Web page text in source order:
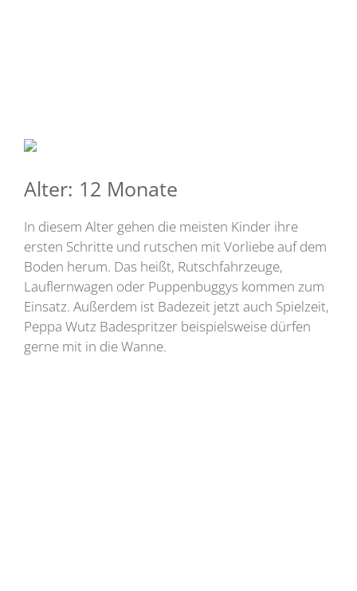
Alter: 12 Monate
In diesem Alter gehen die meisten Kinder ihre
ersten Schritte und rutschen mit Vorliebe auf dem
Boden herum. Das heißt, Rutschfahrzeuge,
Lauflernwagen oder Puppenbuggys kommen zum
Einsatz. Außerdem ist Badezeit jetzt auch Spielzeit,
Peppa Wutz Badespritzer beispielsweise dürfen
gerne mit in die Wanne.